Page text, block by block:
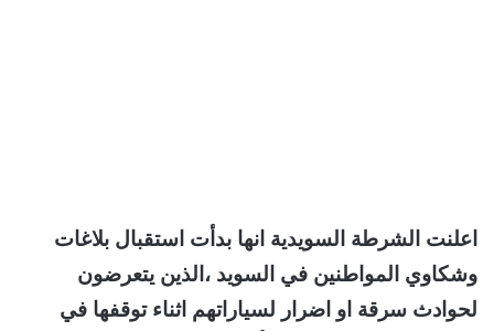
اعلنت الشرطة السويدية انها بدأت استقبال بلاغات
وشكاوي المواطنين في السويد ،الذين يتعرضون
لحوادث سرقة او اضرار لسياراتهم اثناء توقفها في